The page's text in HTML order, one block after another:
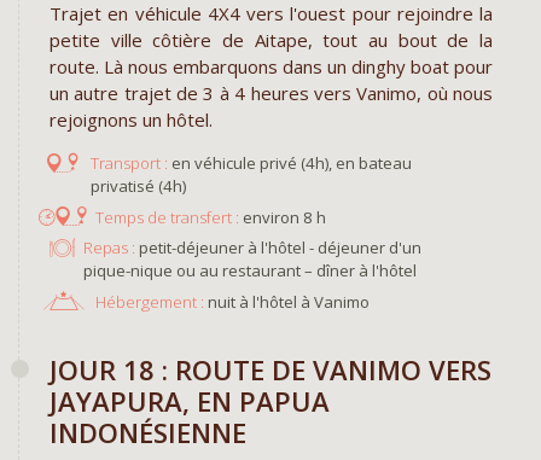
Trajet en véhicule 4X4 vers l'ouest pour rejoindre la
petite ville côtière de Aitape, tout au bout de la
route. Là nous embarquons dans un dinghy boat pour
un autre trajet de 3 à 4 heures vers Vanimo, où nous
rejoignons un hôtel.
en véhicule privé (4h), en bateau
privatisé (4h)
environ 8 h
Repas : petit-déjeuner à l'hôtel - déjeuner d'un
pique-nique ou au restaurant – dîner à l'hôtel
Hébergement : nuit à l'hôtel à Vanimo
​JOUR 18 : ROUTE DE VANIMO VERS
JAYAPURA, EN PAPUA
INDONÉSIENNE